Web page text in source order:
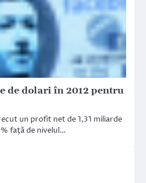
de dolari în 2012 pentru
un profit net de 1,31 miliarde
faţă de nivelul…